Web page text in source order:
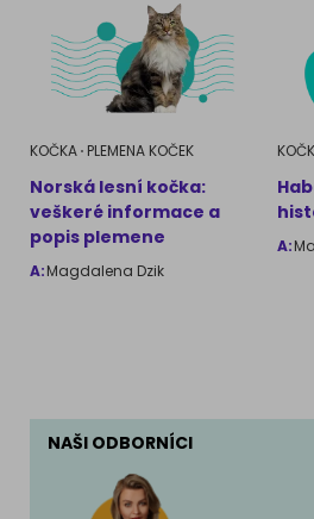
KOČKA PLEMENA KOČEK
Norská lesní kočka:
veškeré informace a
popis plemene
A:Magdalena Dzik
A:
NAŠI ODBORNÍCI